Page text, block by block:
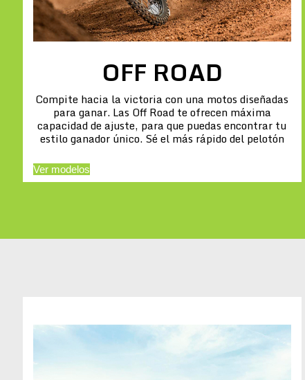
OFF ROAD
Compite hacia la victoria con una motos diseñadas
para ganar. Las Off Road te ofrecen máxima
capacidad de ajuste, para que puedas encontrar tu
estilo ganador único. Sé el más rápido del pelotón
Ver modelos